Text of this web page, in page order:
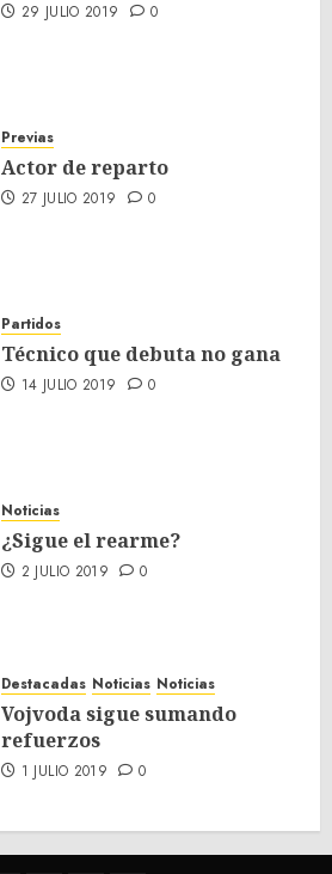
29 JULIO 2019 0
Previas
Actor de reparto
27 JULIO 2019 0
Partidos
Técnico que debuta no gana
14 JULIO 2019 0
Noticias
¿Sigue el rearme?
2 JULIO 2019 0
Destacadas Noticias Noticias
Vojvoda sigue sumando
refuerzos
1 JULIO 2019 0